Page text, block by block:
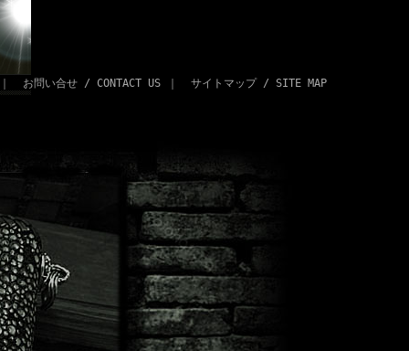
お問い合せ / CONTACT US サイトマップ / SITE MAP